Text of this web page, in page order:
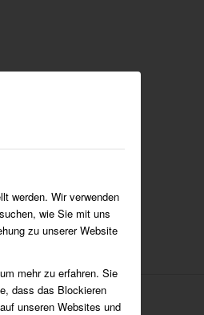
werden. Wir verwenden
wie Sie mit uns
zu unserer Website
mehr zu erfahren. Sie
dass das Blockieren
unseren Websites und